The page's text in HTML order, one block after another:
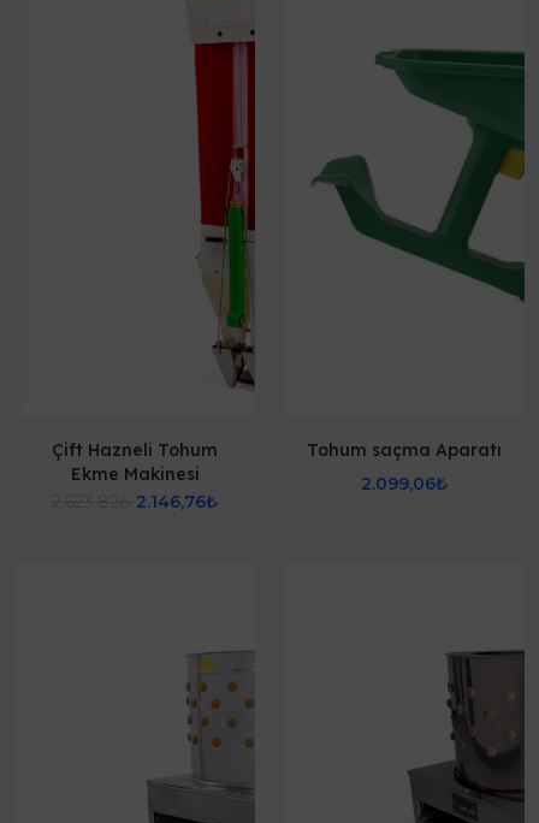
Çift Hazneli Tohum
Ekme Makinesi
2.146,76₺
Tohum saçma Aparatı
2.099,06₺